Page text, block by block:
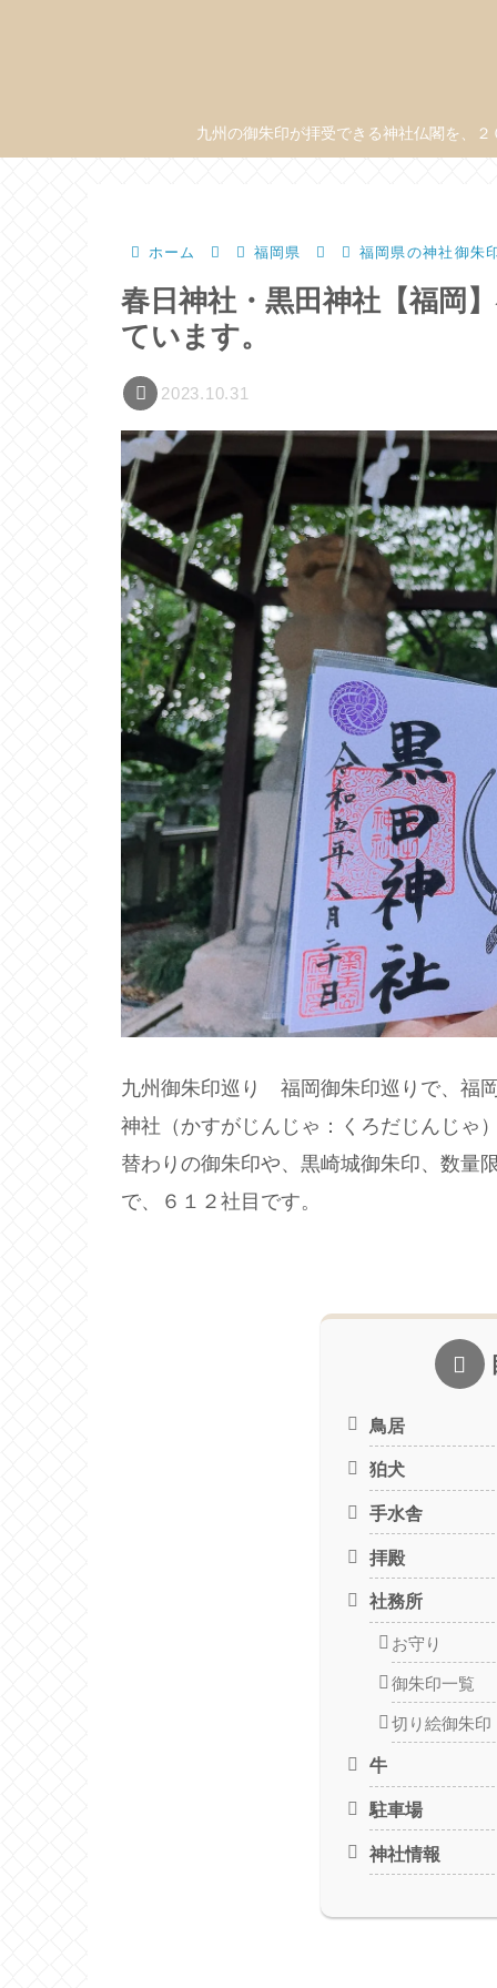
九州の御朱印が拝受できる神社仏閣を、
ホーム 福岡県 福岡県の神社御朱
春日神社・黒田神社【福岡
ています。
2023.10.31
九州御朱印巡り 福岡御朱印巡りで、福
神社（かすがじんじゃ：くろだじんじゃ
替わりの御朱印や、黒崎城御朱印、数量
で、６１２社目です。
鳥居
狛犬
手水舎
拝殿
社務所
お守り
御朱印一覧
切り絵御朱印
牛
駐車場
神社情報